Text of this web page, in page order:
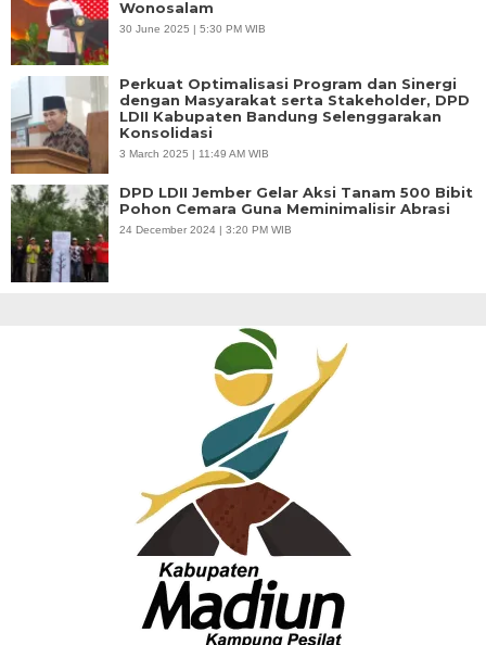
Wonosalam
30 June 2025 | 5:30 PM WIB
Perkuat Optimalisasi Program dan Sinergi
dengan Masyarakat serta Stakeholder, DPD
LDII Kabupaten Bandung Selenggarakan
Konsolidasi
3 March 2025 | 11:49 AM WIB
DPD LDII Jember Gelar Aksi Tanam 500 Bibit
Pohon Cemara Guna Meminimalisir Abrasi
24 December 2024 | 3:20 PM WIB